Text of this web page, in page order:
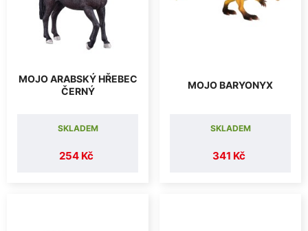
MOJO ARABSKÝ HŘEBEC
ČERNÝ
254 Kč
SKLADEM
MOJO BARYONYX
341 Kč
SKLADEM